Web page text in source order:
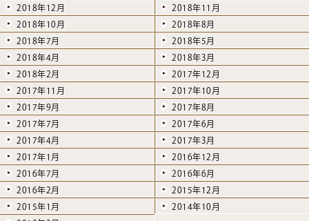
2018年12月
2018年11月
2018年10月
2018年8月
2018年7月
2018年5月
2018年4月
2018年3月
2018年2月
2017年12月
2017年11月
2017年10月
2017年9月
2017年8月
2017年7月
2017年6月
2017年4月
2017年3月
2017年1月
2016年12月
2016年7月
2016年6月
2016年2月
2015年12月
2015年1月
2014年10月